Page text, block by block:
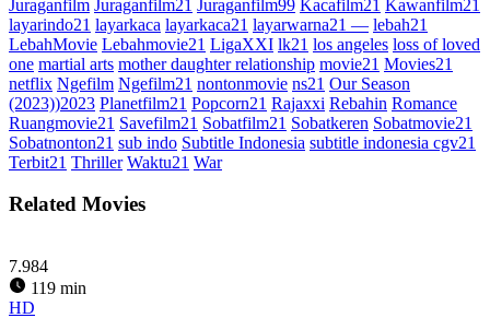
Juraganfilm Juraganfilm21 Juraganfilm99 Kacafilm21 Kawanfilm21
layarindo21 layarkaca layarkaca21 layarwarna21 — lebah21
LebahMovie Lebahmovie21 LigaXXI lk21 los angeles loss of loved
one martial arts mother daughter relationship movie21 Movies21
netflix Ngefilm Ngefilm21 nontonmovie ns21 Our Season
(2023))2023 Planetfilm21 Popcorn21 Rajaxxi Rebahin Romance
Ruangmovie21 Savefilm21 Sobatfilm21 Sobatkeren Sobatmovie21
Sobatnonton21 sub indo Subtitle Indonesia subtitle indonesia cgv21
Terbit21 Thriller Waktu21 War
Related Movies
7.984
119 min
HD